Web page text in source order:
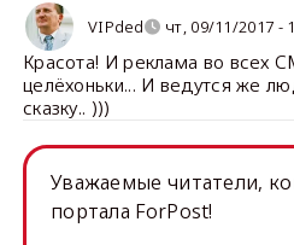
VIPded чт, 09/11/2017 -
Красота! И реклама во всех
целёхоньки... И ведутся же
сказку.. )))
Уважаемые читатели,
портала ForPost!